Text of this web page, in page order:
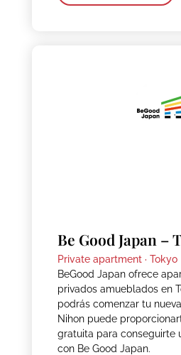
Be Good Japan –
Private apartment · Tokyo
BeGood Japan ofrece
privados amueblados en
podrás comenzar tu
Nihon puede
gratuita para conseguirte
con Be Good Japan.